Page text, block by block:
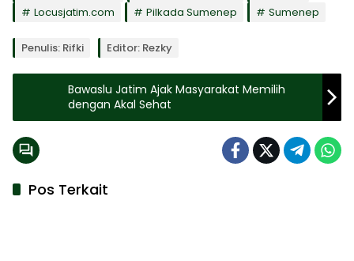
Locusjatim.com Pilkada Sumenep Sumenep
Penulis: Rifki Editor: Rezky
Bawaslu Jatim Ajak Masyarakat Memilih
dengan Akal Sehat
Pos Terkait